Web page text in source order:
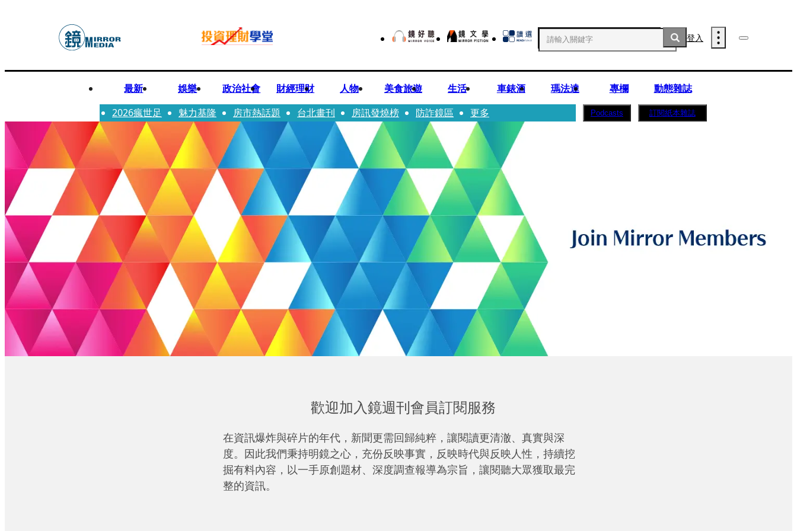
登入
最新 娛樂 政治社會 財經理財 人物 美食旅遊 生活 車錶酒 瑪法達 專欄
動態雜誌
2026瘋世足
魅力基隆 房市熱話題 台北畫刊 房訊發燒榜 防詐鏡區 更多 Podcasts 訂閱紙本雜誌
歡迎加入鏡週刊會員訂閱服務
在資訊爆炸與碎片的年代，新聞更需回歸純粹，讓閱讀更清澈、真實與深
度。因此我們秉持明鏡之心，充份反映事實，反映時代與反映人性，持續挖
掘有料內容，以一手原創題材、深度調查報導為宗旨，讓閱聽大眾獲取最完
整的資訊。